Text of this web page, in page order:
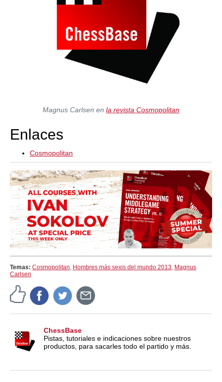
Magnus Carlsen en la revista Cosmopolitan
Enlaces
Cosmopolitan
Temas: Cosmopolitan, Hombres más sexis del mundo 2013, Magnus
Carlsen
ChessBase
Pistas, tutoriales e indicaciones sobre nuestros
productos, para sacarles todo el partido y más.